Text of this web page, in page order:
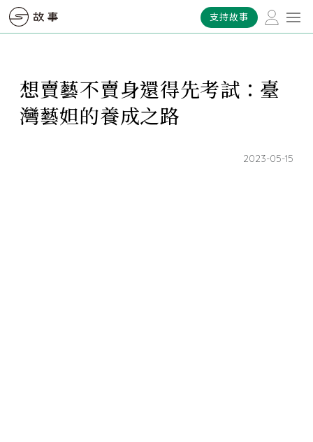
支持故事
想賣藝不賣身還得先考試：臺
灣藝妲的養成之路
2023-05-15